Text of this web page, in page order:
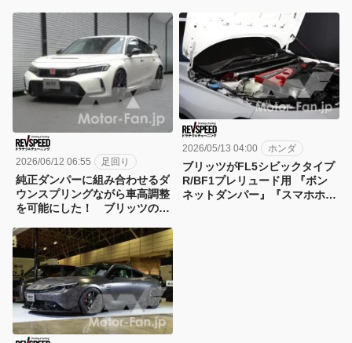
2026/06/12 06:55 足回り
純正ダンパーに組み合わせるダ
ウンスプリングながら車高調整
を可能にした！ ブリッツの
『DAMPER ZZ-R A』
2026/05/13 04:00 ホンダ
ブリッツがFL5シビックタイプ
R/BF1プレリュード用 『ボン
ネットダンパー』『スマホホル